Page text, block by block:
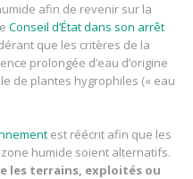
afin de revenir sur la
Conseil d’État dans son arrêt
que les critères de la
prolongée d’eau d’origine
de plantes hygrophiles (« eau
est réécrit afin que les
humide soient alternatifs.
les terrains, exploités ou